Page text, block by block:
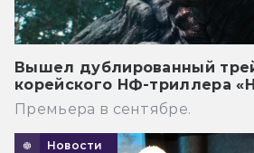
Вышел дублированный
корейского НФ-триллера
Премьера в сентябре.
Новости